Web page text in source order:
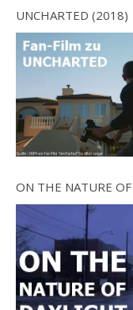
UNCHARTED (2018)
ON THE NATURE